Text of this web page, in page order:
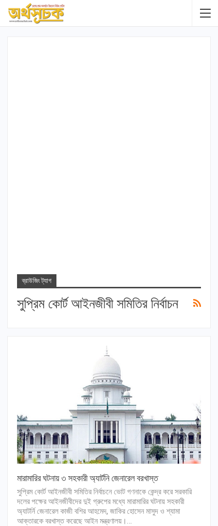
ব্রাউজিং ট্যাগ
সুপ্রিম কোর্ট আইনজীবী সমিতির নির্বাচন
মারামারির ঘটনায় ৩ সহকারী অ্যার্টনি জেনারেল বরখাস্ত
সুপ্রিম কোর্ট আইনজীবী সমিতির নির্বাচনে ভোট গণনাকে কেন্দ্র করে সরকারি
দলের পক্ষের আইনজীবীদের দুই গ্রুপের মধ্যে মারামারির ঘটনায় সহকারী
অ্যাটর্নি জেনারেল কাজী বশির আহমেদ, জাকির হোসেন মাসুদ ও শ্যামা
আক্তারকে বরখাস্ত করেছে আইন মন্ত্রণালয়।…